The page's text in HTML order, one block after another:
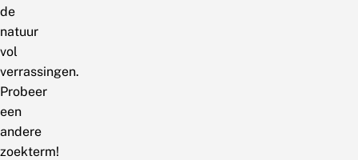
de
natuur
vol
verrassingen.
Probeer
een
andere
zoekterm!